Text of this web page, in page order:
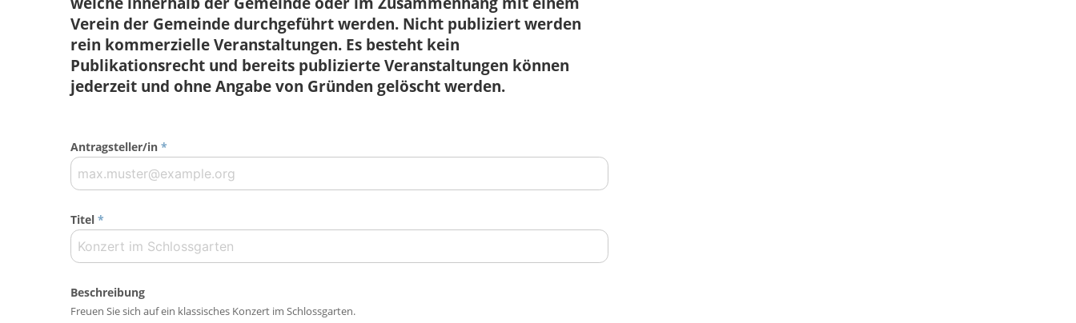
Verein der Gemeinde durchgeführt werden. Nicht publiziert werden
rein kommerzielle Veranstaltungen. Es besteht kein
Publikationsrecht und bereits publizierte Veranstaltungen können
jederzeit und ohne Angabe von Gründen gelöscht werden.
Antragsteller/in *
Titel *
Beschreibung
Freuen Sie sich auf ein klassisches Konzert im Schlossgarten.